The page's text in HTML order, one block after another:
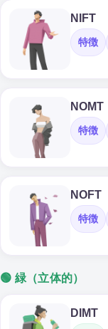
NIFT
特徴
NOMT
特徴
NOFT
特徴
🟢 緑（立体的）
DIMT